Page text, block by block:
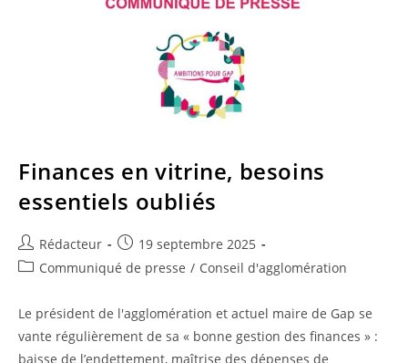
Finances en vitrine, besoins
essentiels oubliés
Auteur/autrice
de
Rédacteur
Publication
publiée :
19 septembre 2025
PostCommuniqué de presse / Conseil d'agglomération
Le président de l'agglomération et actuel maire de Gap se
vante régulièrement de sa « bonne gestion des finances » :
baisse de l’endettement, maîtrise des dépenses de